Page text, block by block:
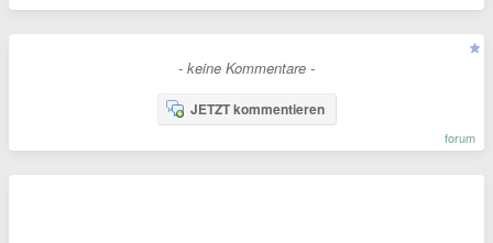
- keine Kommentare -
JETZT kommentieren
forum